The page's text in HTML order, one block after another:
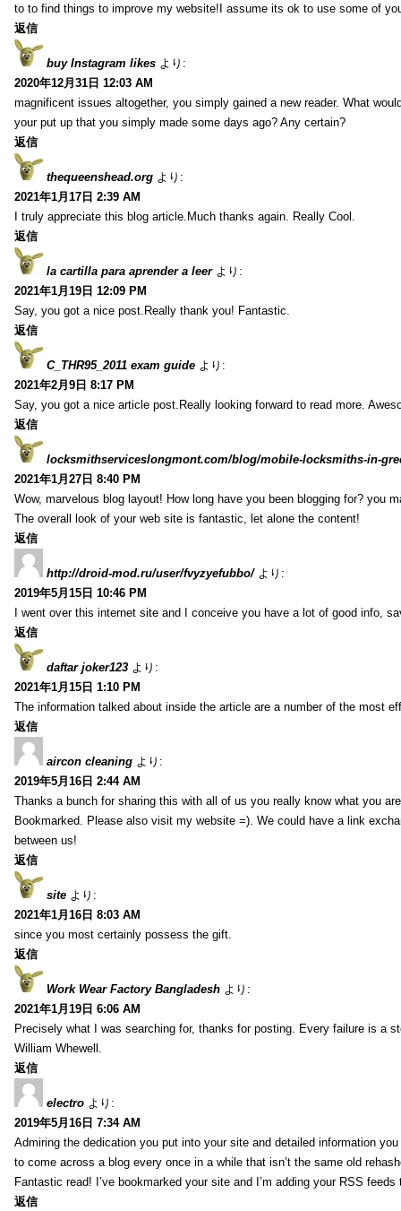
to to find things to improve my website!I assume its ok to use some of
返信
buy Instagram likes より:
2020年12月31日 12:03 AM
magnificent issues altogether, you simply gained a new reader. What
your put up that you simply made some days ago? Any certain?
返信
thequeenshead.org より:
2021年1月17日 2:39 AM
I truly appreciate this blog article.Much thanks again. Really Cool.
返信
la cartilla para aprender a leer より:
2021年1月19日 12:09 PM
Say, you got a nice post.Really thank you! Fantastic.
返信
C_THR95_2011 exam guide より:
2021年2月9日 8:17 PM
Say, you got a nice article post.Really looking forward to read more.
返信
locksmithserviceslongmont.com/blog/mobile-locksmiths-in-
2021年1月27日 8:40 PM
Wow, marvelous blog layout! How long have you been blogging for? you
The overall look of your web site is fantastic, let alone the content!
返信
http://droid-mod.ru/user/fvyzyefubbo/ より:
2019年5月15日 10:46 PM
I went over this internet site and I conceive you have a lot of good info,
返信
daftar joker123 より:
2021年1月15日 1:10 PM
The information talked about inside the article are a number of the most
返信
aircon cleaning より:
2019年5月16日 2:44 AM
Thanks a bunch for sharing this with all of us you really know what you
Bookmarked. Please also visit my website =). We could have a link
between us!
返信
site より:
2021年1月16日 8:03 AM
since you most certainly possess the gift.
返信
Work Wear Factory Bangladesh より:
2021年1月19日 6:06 AM
Precisely what I was searching for, thanks for posting. Every failure is a
William Whewell.
返信
electro より:
2019年5月16日 7:34 AM
Admiring the dedication you put into your site and detailed information you
to come across a blog every once in a while that isn’t the same old
Fantastic read! I’ve bookmarked your site and I’m adding your RSS
返信